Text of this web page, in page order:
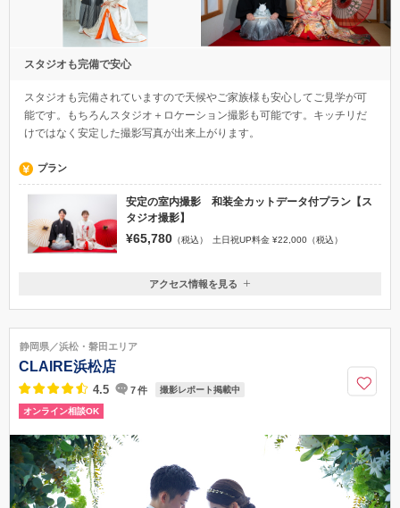
スタジオも完備で安心
スタジオも完備されていますので天候やご家族様も安心してご見学が可
能です。もちろんスタジオ＋ロケーション撮影も可能です。キッチリだ
けではなく安定した撮影写真が出来上がります。
プラン
安定の室内撮影 和装全カットデータ付プラン【ス
タジオ撮影】
¥65,780 （税込） 土日祝UP料金 ¥22,000（税込）
静岡県焼津市大覚寺2-24-5
054-270-7511
アクセス情報を見る
静岡県／浜松・磐田エリア
CLAIRE浜松店
4.5 7件 撮影レポート掲載中
オンライン相談OK